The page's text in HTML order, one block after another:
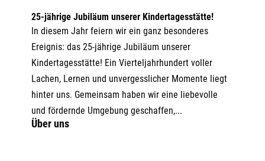
25-jährige Jubiläum unserer Kindertagesstätte!
In diesem Jahr feiern wir ein ganz besonderes
Ereignis: das 25-jährige Jubiläum unserer
Kindertagesstätte! Ein Vierteljahrhundert voller
Lachen, Lernen und unvergesslicher Momente liegt
hinter uns. Gemeinsam haben wir eine liebevolle
und fördernde Umgebung geschaffen,...
Über uns